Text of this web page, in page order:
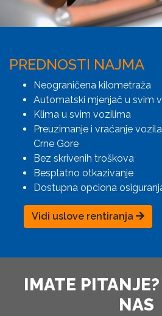
PREDNOSTI NAJMA
Neograničena kilometraža
Automatski mjenjač u svim
Klima u svim vozilima
Preuzimanje i vraćanje
Crne Gore
Bez skrivenih troškova
Besplatno otkazivanje
Dostupna opciona
Vidi uslove rentiranja
IMATE
NAS